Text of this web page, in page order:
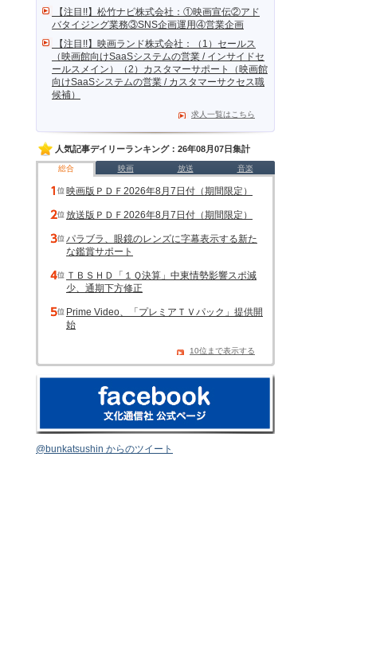
【注目!!】松竹ナビ株式会社：①映画宣伝②アド
バタイジング業務③SNS企画運用④営業企画
【注目!!】映画ランド株式会社：（1）セールス
（映画館向けSaaSシステムの営業 / インサイドセ
ールスメイン）（2）カスタマーサポート（映画館
向けSaaSシステムの営業 / カスタマーサクセス職
候補）
求人一覧はこちら
人気記事デイリーランキング：26年08月07日集計
総合 映画 放送 音楽
映画版ＰＤＦ2026年8月7日付（期間限定）
放送版ＰＤＦ2026年8月7日付（期間限定）
パラブラ、眼鏡のレンズに字幕表示する新た
な鑑賞サポート
ＴＢＳＨＤ「１Ｑ決算」中東情勢影響スポ減
少、通期下方修正
Prime Video、「プレミアＴＶパック」提供開
始
10位まで表示する
@bunkatsushin からのツイート